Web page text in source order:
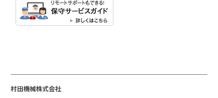
村田機械株式会社